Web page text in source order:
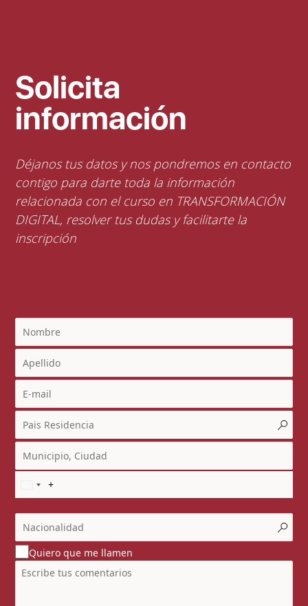
Solicita
información
Déjanos tus datos y nos pondremos en contacto
contigo para darte toda la información
relacionada con el curso en TRANSFORMACIÓN
DIGITAL, resolver tus dudas y facilitarte la
inscripción
Quiero que me llamen